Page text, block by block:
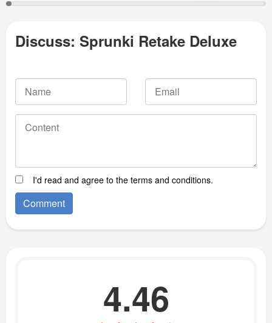
Discuss: Sprunki Retake Deluxe
I'd read and agree to the terms and conditions.
4.46